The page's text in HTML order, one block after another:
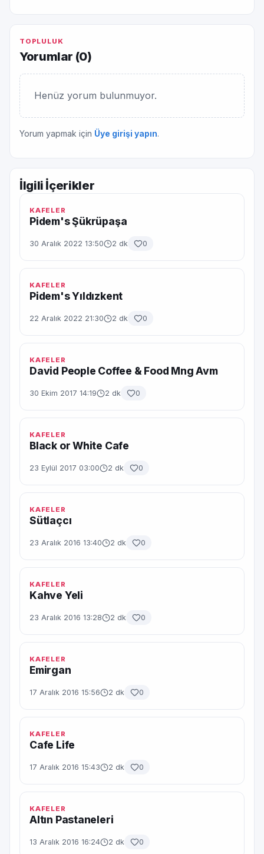
TOPLULUK
Yorumlar (0)
Henüz yorum bulunmuyor.
Yorum yapmak için Üye girişi yapın.
İlgili İçerikler
KAFELER
Pidem's Şükrüpaşa
30 Aralık 2022 13:50 2 dk 0
KAFELER
Pidem's Yıldızkent
22 Aralık 2022 21:30 2 dk 0
KAFELER
David People Coffee & Food Mng Avm
30 Ekim 2017 14:19 2 dk 0
KAFELER
Black or White Cafe
23 Eylül 2017 03:00 2 dk 0
KAFELER
Sütlaçcı
23 Aralık 2016 13:40 2 dk 0
KAFELER
Kahve Yeli
23 Aralık 2016 13:28 2 dk 0
KAFELER
Emirgan
17 Aralık 2016 15:56 2 dk 0
KAFELER
Cafe Life
17 Aralık 2016 15:43 2 dk 0
KAFELER
Altın Pastaneleri
13 Aralık 2016 16:24 2 dk 0